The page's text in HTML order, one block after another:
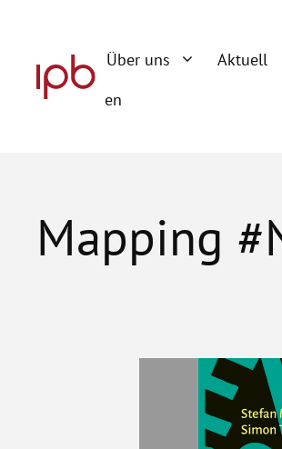
springen
Über uns Aktuell
en
Mapping